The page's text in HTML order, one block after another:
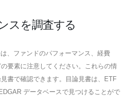
スを調査する
、ファンドのパフォーマンス、経費
要素に注意してください。これらの情
書で確認できます。目論見書は、ETF
データベースで見つけることがで